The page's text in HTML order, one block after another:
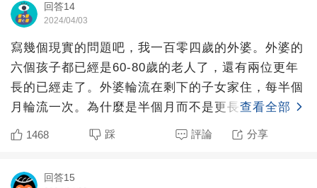
回答14
2024/04/03
寫幾個現實的問題吧，我一百零四歲的外婆。外婆的
六個孩子都已經是60-80歲的老人了，還有兩位更年
長的已經走了。外婆輪流在剩下的子女家住，每半個
月輪流一次。為什麼是半個月而不是更長？因為堅持
不了更長的時
查看全部
1468 踩 評論 分享
回答15